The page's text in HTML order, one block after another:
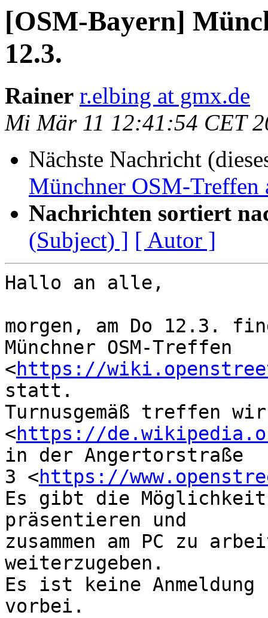
[OSM-Bayern]
12.3.
Rainer r.elbing at gmx.de
Mi Mär 11 12:41:54 CET
Nächste Nachricht
Münchner OSM-Treffen
Nachrichten sortiert
(Subject) ] [ Autor ]
Hallo an alle,
morgen, am Do 12.3.
Münchner OSM-Treffen
<https://
statt.
Turnusgemäß treffen
<https://
in der Angertorstraße
3 <https://
Es gibt die Möglichkeit
präsentieren und
zusammen am PC zu
weiterzugeben.
Es ist keine
vorbei.